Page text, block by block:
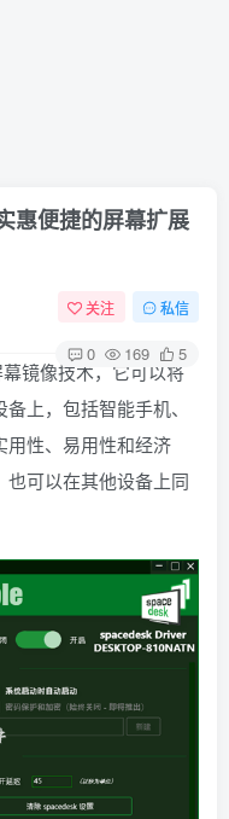
惠便捷的屏幕扩展
关注 私信
0 169 5
镜像技术，它可以将
上，包括智能手机、
用性、易用性和经济
可以在其他设备上同